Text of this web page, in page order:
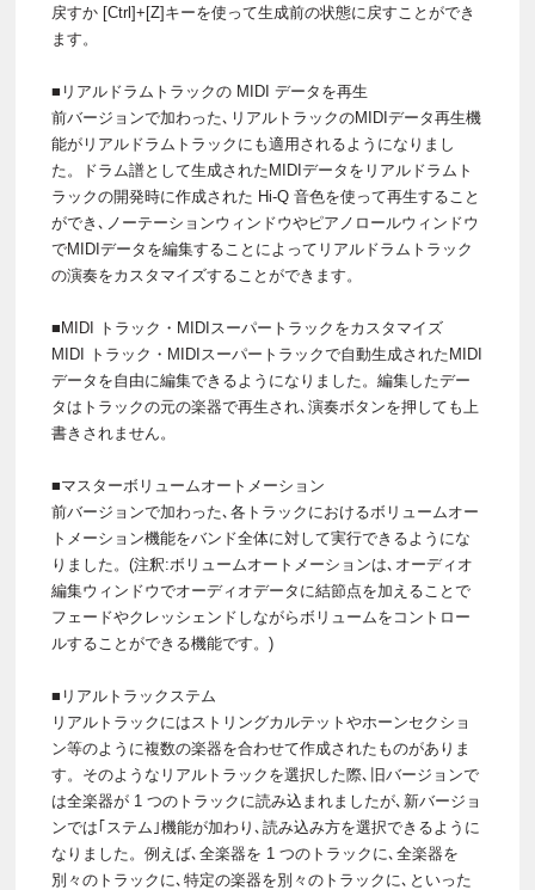
戻すか [Ctrl]+[Z]キーを使って生成前の状態に戻すことができ
ます。
■リアルドラムトラックの MIDI データを再生
前バージョンで加わった､リアルトラックのMIDIデータ再生機
能がリアルドラムトラックにも適用されるようになりまし
た。ドラム譜として生成されたMIDIデータをリアルドラムト
ラックの開発時に作成された Hi-Q 音色を使って再生すること
ができ､ノーテーションウィンドウやピアノロールウィンドウ
でMIDIデータを編集することによってリアルドラムトラック
の演奏をカスタマイズすることができます。
■MIDI トラック・MIDIスーパートラックをカスタマイズ
MIDI トラック・MIDIスーパートラックで自動生成されたMIDI
データを自由に編集できるようになりました。編集したデー
タはトラックの元の楽器で再生され､演奏ボタンを押しても上
書きされません。
■マスターボリュームオートメーション
前バージョンで加わった､各トラックにおけるボリュームオー
トメーション機能をバンド全体に対して実行できるようにな
りました。(注釈:ボリュームオートメーションは､オーディオ
編集ウィンドウでオーディオデータに結節点を加えることで
フェードやクレッシェンドしながらボリュームをコントロー
ルすることができる機能です。)
■リアルトラックステム
リアルトラックにはストリングカルテットやホーンセクショ
ン等のように複数の楽器を合わせて作成されたものがありま
す。そのようなリアルトラックを選択した際､旧バージョンで
は全楽器が 1 つのトラックに読み込まれましたが､新バージョ
ンでは｢ステム｣機能が加わり､読み込み方を選択できるように
なりました。例えば､全楽器を 1 つのトラックに､全楽器を
別々のトラックに､特定の楽器を別々のトラックに､といった